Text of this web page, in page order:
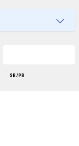
SB / PB